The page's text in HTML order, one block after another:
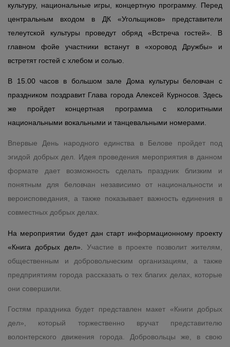
культуру, национальные игры, концертную программу. Перед
центральным входом в ДК «Угольщиков» представители
телеутской культуры проведут обряд «Встреча гостей». В
главном фойе участники встанут в «хоровод Дружбы» и
встретят гостей с хлебом и солью.
В 15.00 часов в большом зале Дома культуры беловчан с
праздником поздравит Глава города Алексей Курносов. Здесь
же пройдет концертная программа с колоритными
национальными вокальными и танцевальными номерами.
Впервые День народного единства в Белове пройдет под
эгидой добрых дел. Идея проведения мероприятия в данном
формате дает возможность сделать праздник близким и
понятным для беловчан независимо от национальности и
вероисповедания, а также показывает важность единения в
совместных добрых делах.
На мероприятии будет дан старт информационному проекту
«Книга добрых дел».
Участие в проекте позволит жителям,
общественным и добровольческим организациям, а также
предприятиям города рассказать о тех благих делах, которые
они совершили.
Гостям праздника будет представлен макет «Книги добрых
дел», который торжественно вручат представителю
волонтерского движения города. Добровольцы же, в свою